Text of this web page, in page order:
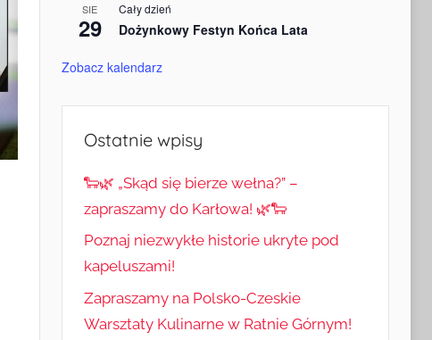
SIE
29
Cały dzień
Dożynkowy Festyn Końca Lata
Zobacz kalendarz
Ostatnie wpisy
🐑🌿 „Skąd się bierze wełna?” –
zapraszamy do Karłowa! 🌿🐑
Poznaj niezwykłe historie ukryte pod
kapeluszami!
Zapraszamy na Polsko-Czeskie
Warsztaty Kulinarne w Ratnie Górnym!